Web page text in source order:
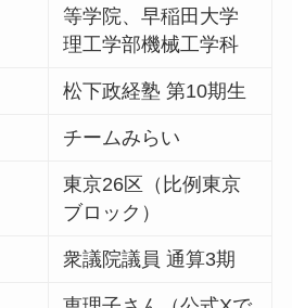
等学院、早稲田大学
理工学部機械工学科
松下政経塾 第10期生
チームみらい
東京26区（比例東京
ブロック）
衆議院議員 通算3期